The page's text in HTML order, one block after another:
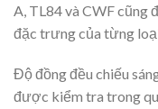
A, TL84 và CWF
đặc trưng của từng
Độ đồng đều chiếu
được kiểm tra trong